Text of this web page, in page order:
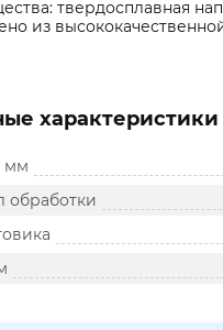
твердосплавная
из
характеристики
мм
обработки